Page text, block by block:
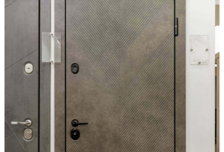
С отделкой из дерева
С декоративными панелями
С зеркалом
Под отделку
Образцы входные
Двери и интерьерные решения
Массив
Экошпон
Скрытые